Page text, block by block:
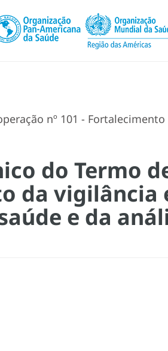
nº 101 -
do Termo
da vigilância
e da